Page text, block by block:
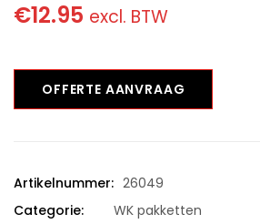
€12.95 excl. BTW
OFFERTE AANVRAAG
Artikelnummer: 26049
Categorie:
WK pakketten